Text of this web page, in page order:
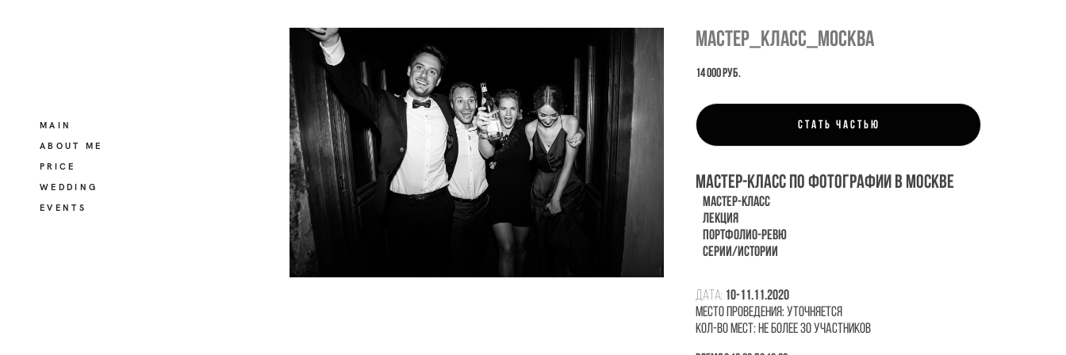
MAIN
ABOUT ME
PRICE
WEDDING
EVENTS
МАСТЕР_КЛАСС_МОСКВА
14 000 pуб.
СТАТЬ ЧАСТЬЮ
МАСТЕР-КЛАСС ПО ФОТОГРАФИИ В МОСКВЕ
МАСТЕР-КЛАСС
ЛЕКЦИЯ
ПОРТФОЛИО-РЕВЮ
СЕРИИ/ИСТОРИИ
Дата: 10-11.11.2020
Место проведения: уточняется
Кол-во мест: не более 30 участников